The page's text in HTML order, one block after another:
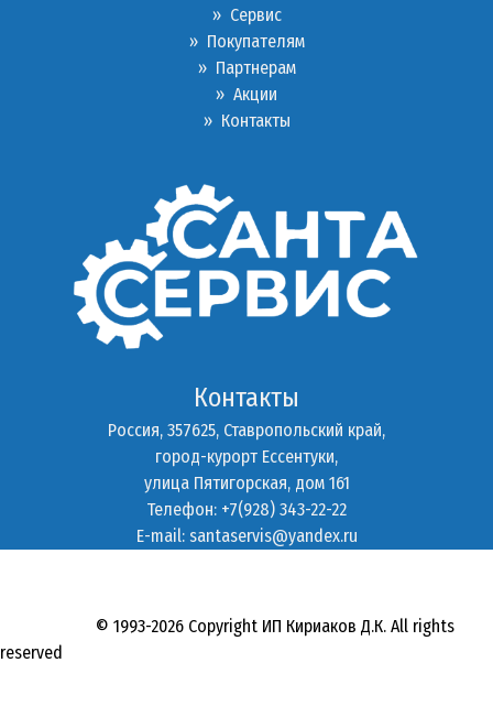
» Сервис
» Покупателям
» Партнерам
» Акции
» Контакты
Контакты
Россия, 357625, Ставропольский край,
город-курорт Ессентуки,
улица Пятигорская, дом 161
Телефон: +7(928) 343-22-22
E-mail: santaservis@yandex.ru
© 1993-2026 Copyright ИП Кириаков Д.К. All rights
reserved